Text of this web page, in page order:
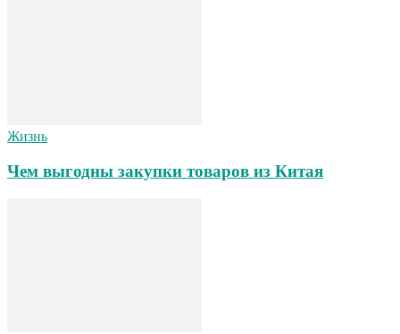
Жизнь
Чем выгодны закупки товаров из Китая